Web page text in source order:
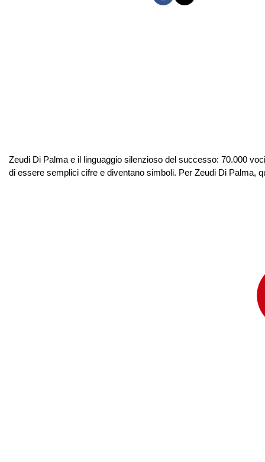
Zeudi Di Palma e il linguaggio silenzioso del successo: 70.000
di essere semplici cifre e diventano simboli. Per Zeudi Di Palma,